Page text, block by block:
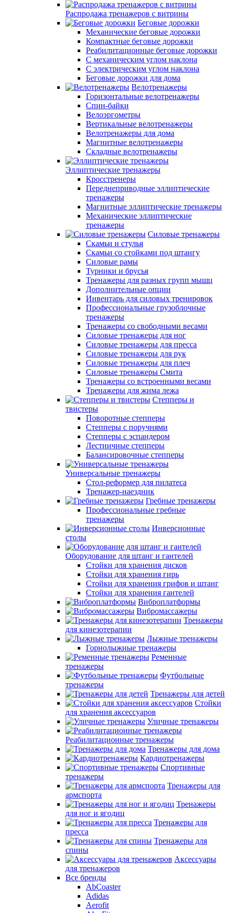
Распродажа тренажеров с витрины
Беговые дорожки
Механические беговые дорожки
Компактные беговые дорожки
Реабилитационные беговые дорожки
С механическим углом наклона
С электрическим углом наклона
Беговые дорожки для дома
Велотренажеры
Горизонтальные велотренажеры
Спин-байки
Велоэргометры
Вертикальные велотренажеры
Велотренажеры для дома
Магнитные велотренажеры
Складные велотренажеры
Эллиптические тренажеры
Кросстренеры
Переднеприводные эллиптические
тренажеры
Магнитные эллиптические тренажеры
Механические эллиптические
тренажеры
Силовые тренажеры
Скамьи и стулья
Скамьи со стойками под штангу
Силовые рамы
Турники и брусья
Тренажеры для разных групп мышц
Дополнительные опции
Инвентарь для силовых тренировок
Профессиональные грузоблочные
тренажеры
Тренажеры со свободными весами
Силовые тренажеры для ног
Силовые тренажеры для пресса
Силовые тренажеры для рук
Силовые тренажеры для плеч
Силовые тренажеры Смита
Тренажеры со встроенными весами
Тренажеры для жима лежа
Степперы и
твистеры
Поворотные степперы
Степперы с поручнями
Степперы с эспандером
Лестничные степперы
Балансировочные степперы
Универсальные тренажеры
Стол-реформер для пилатеса
Тренажер-наездник
Гребные тренажеры
Профессиональные гребные
тренажеры
Инверсионные
столы
Оборудование для штанг и гантелей
Стойки для хранения дисков
Стойки для хранения гирь
Стойки для хранения грифов и штанг
Стойки для хранения гантелей
Виброплатформы
Вибромассажеры
Тренажеры
для кинезотерапии
Лыжные тренажеры
Горнолыжные тренажеры
Ременные
тренажеры
Футбольные
тренажеры
Тренажеры для детей
Стойки
для хранения аксессуаров
Уличные тренажеры
Реабилитационные тренажеры
Тренажеры для дома
Кардиотренажеры
Спортивные
тренажеры
Тренажеры для
армспорта
Тренажеры
для ног и ягодиц
Тренажеры для
пресса
Тренажеры для
спины
Аксессуары
для тренажеров
Все бренды
AbCoaster
Adidas
Aerofit